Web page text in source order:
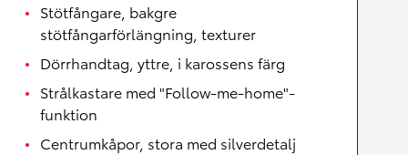
Stötfångare, bakgre
stötfångarförlängning, texturer
Dörrhandtag, yttre, i karossens färg
Strålkastare med "Follow-me-home"-
funktion
Centrumkåpor, stora med silverdetalj